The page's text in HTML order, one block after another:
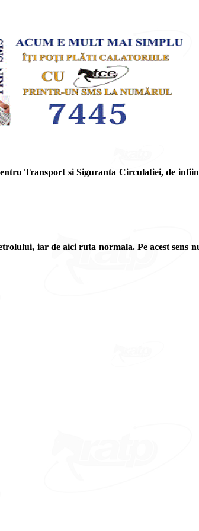
Transport si Siguranta Circulatiei, de
iar de aici ruta normala. Pe acest